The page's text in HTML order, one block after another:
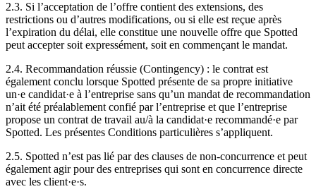
2.3. Si l’acceptation de l’offre contient des extensions, des
restrictions ou d’autres modifications, ou si elle est reçue après
l’expiration du délai, elle constitue une nouvelle offre que Spotted
peut accepter soit expressément, soit en commençant le mandat.
2.4. Recommandation réussie (Contingency) : le contrat est
également conclu lorsque Spotted présente de sa propre initiative
un·e candidat·e à l’entreprise sans qu’un mandat de recommandation
n’ait été préalablement confié par l’entreprise et que l’entreprise
propose un contrat de travail au/à la candidat·e recommandé·e par
Spotted. Les présentes Conditions particulières s’appliquent.
2.5. Spotted n’est pas lié par des clauses de non-concurrence et peut
également agir pour des entreprises qui sont en concurrence directe
avec les client·e·s.